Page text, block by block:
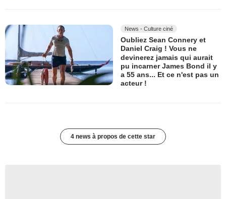
News - Culture ciné
Oubliez Sean Connery et
Daniel Craig ! Vous ne
devinerez jamais qui aurait
pu incarner James Bond il y
a 55 ans... Et ce n'est pas un
acteur !
4 news à propos de cette star